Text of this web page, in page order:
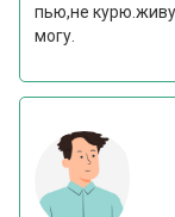
пью,не
могу.